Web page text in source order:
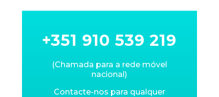
+351 910 539 219
(Chamada para a rede móvel
nacional)
Contacte-nos para qualquer